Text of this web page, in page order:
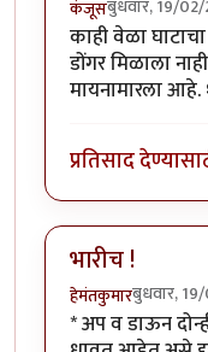
कंजूसबुधवार, 19/
काही वेळा
डोंगर मिळाला
मायनामारला आहे.
प्रतिसाद
भारीच !
हेमंतकुमारबुधवार,
* अप व डाऊन